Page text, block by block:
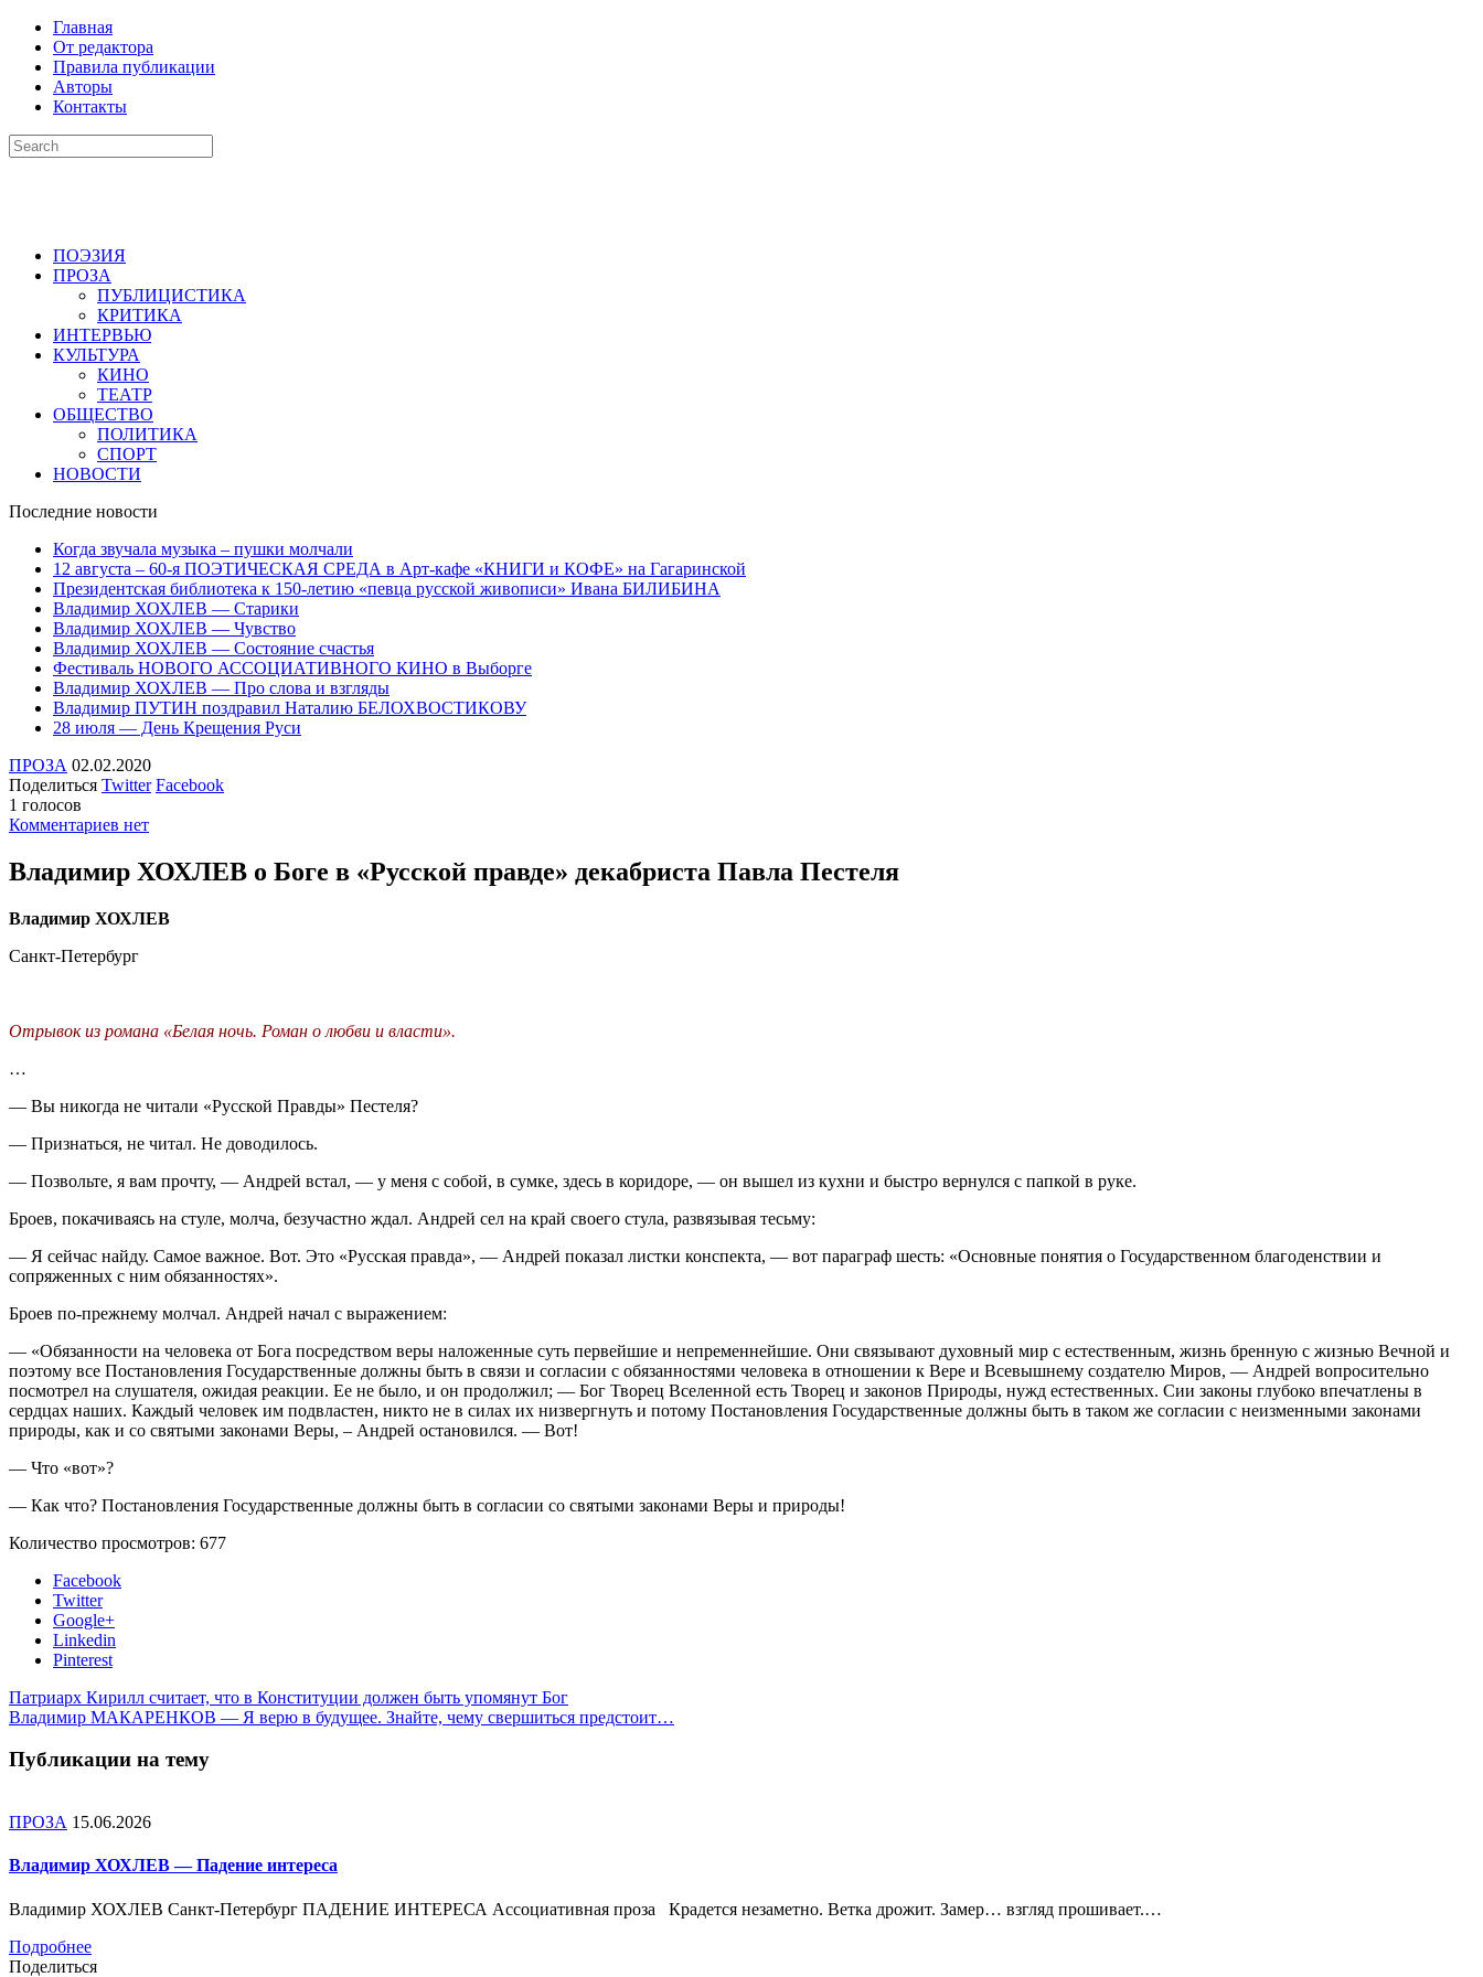
Главная
От редактора
Правила публикации
Авторы
Контакты
ПОЭЗИЯ
ПРОЗА
ПУБЛИЦИСТИКА
КРИТИКА
ИНТЕРВЬЮ
КУЛЬТУРА
КИНО
ТЕАТР
ОБЩЕСТВО
ПОЛИТИКА
СПОРТ
НОВОСТИ
Последние новости
Когда звучала музыка – пушки молчали
12 августа – 60-я ПОЭТИЧЕСКАЯ СРЕДА в Арт-кафе «КНИГИ и КОФЕ» на Гагаринской
Президентская библиотека к 150-летию «певца русской живописи» Ивана БИЛИБИНА
Владимир ХОХЛЕВ — Старики
Владимир ХОХЛЕВ — Чувство
Владимир ХОХЛЕВ — Состояние счастья
Фестиваль НОВОГО АССОЦИАТИВНОГО КИНО в Выборге
Владимир ХОХЛЕВ — Про слова и взгляды
Владимир ПУТИН поздравил Наталию БЕЛОХВОСТИКОВУ
28 июля — День Крещения Руси
ПРОЗА 02.02.2020
Поделиться Twitter Facebook
1 голосов
Комментариев нет
Владимир ХОХЛЕВ о Боге в «Русской правде» декабриста Павла Пестеля
Владимир ХОХЛЕВ
Санкт-Петербург
Отрывок из романа «Белая ночь. Роман о любви и власти».
…
— Вы никогда не читали «Русской Правды» Пестеля?
— Признаться, не читал. Не доводилось.
— Позвольте, я вам прочту, — Андрей встал, — у меня с собой, в сумке, здесь в коридоре, — он вышел из кухни и быстро вернулся с папкой в руке.
Броев, покачиваясь на стуле, молча, безучастно ждал. Андрей сел на край своего стула, развязывая тесьму:
— Я сейчас найду. Самое важное. Вот. Это «Русская правда», — Андрей показал листки конспекта, — вот параграф шесть: «Основные понятия о Государственном благоденствии и
сопряженных с ним обязанностях».
Броев по-прежнему молчал. Андрей начал с выражением:
— «Обязанности на человека от Бога посредством веры наложенные суть первейшие и непременнейшие. Они связывают духовный мир с естественным, жизнь бренную с жизнью Вечной и
поэтому все Постановления Государственные должны быть в связи и согласии с обязанностями человека в отношении к Вере и Всевышнему создателю Миров, — Андрей вопросительно
посмотрел на слушателя, ожидая реакции. Ее не было, и он продолжил; — Бог Творец Вселенной есть Творец и законов Природы, нужд естественных. Сии законы глубоко впечатлены в
сердцах наших. Каждый человек им подвластен, никто не в силах их низвергнуть и потому Постановления Государственные должны быть в таком же согласии с неизменными законами
природы, как и со святыми законами Веры, – Андрей остановился. — Вот!
— Что «вот»?
— Как что? Постановления Государственные должны быть в согласии со святыми законами Веры и природы!
Количество просмотров: 677
Facebook
Twitter
Google+
Linkedin
Pinterest
Патриарх Кирилл считает, что в Конституции должен быть упомянут Бог
Владимир МАКАРЕНКОВ — Я верю в будущее. Знайте, чему свершиться предстоит…
Публикации на тему
ПРОЗА 15.06.2026
Владимир ХОХЛЕВ — Падение интереса
Владимир ХОХЛЕВ Санкт-Петербург ПАДЕНИЕ ИНТЕРЕСА Ассоциативная проза Крадется незаметно. Ветка дрожит. Замер… взгляд прошивает.…
Подробнее
Поделиться